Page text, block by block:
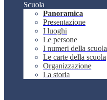
Scuola
Panoramica
Presentazione
I luoghi
Le persone
I numeri della scuola
Le carte della scuola
Organizzazione
La storia